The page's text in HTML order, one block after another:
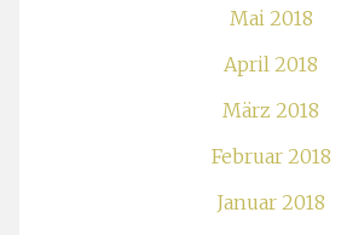
Mai 2018
April 2018
März 2018
Februar 2018
Januar 2018